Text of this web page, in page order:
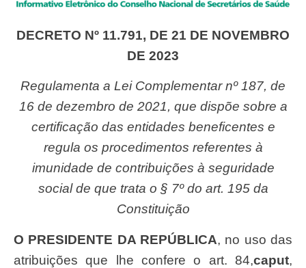
DECRETO Nº 11.791, DE 21 DE NOVEMBRO
DE 2023
Regulamenta a Lei Complementar nº 187, de
16 de dezembro de 2021, que dispõe sobre a
certificação das entidades beneficentes e
regula os procedimentos referentes à
imunidade de contribuições à seguridade
social de que trata o § 7º do art. 195 da
Constituição
O PRESIDENTE DA REPÚBLICA, no uso das
atribuições que lhe confere o art. 84,caput,